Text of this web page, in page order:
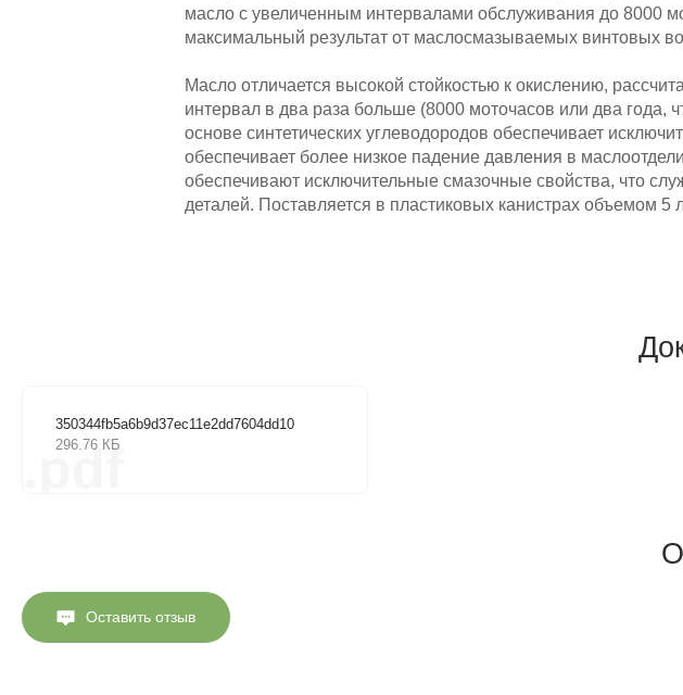
масло с увеличенным интервалами обслуживания до 8000
максимальный результат от маслосмазываемых винтовых
Масло отличается высокой стойкостью к окислению,
интервал в два раза больше (8000 моточасов или два года,
основе синтетических углеводородов обеспечивает
обеспечивает более низкое падение давления в
обеспечивают исключительные смазочные свойства, что
деталей. Поставляется в пластиковых канистрах объемом 5
350344fb5a6b9d37ec11e2dd7604dd10
296.76 КБ
.pdf
Оставить отзыв